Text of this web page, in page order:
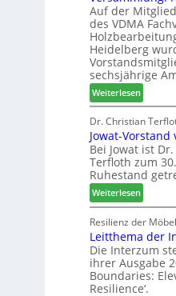
a
h
l
e
n
t
b
e
i
P
r
o
u
k
t
s
u
c
e
f
o
r
d
e
r
t
N
a
c
h
b
e
s
s
e
r
u
n
g
Auf der
des VDMA
Heidelberg
sechsjährige
Weiterlesen:
V
e
r
s
a
m
m
l
u
n
g
:
N
e
Dr. Christian
Jowat-
Bei Jowat ist
Terfloth zum
Ruhestand
Weiterlesen:
J
o
w
a
t
-
V
Resilienz der
Leitthema der
Die Interzum
ihrer Ausgabe
Boundaries:
Resilience‘.